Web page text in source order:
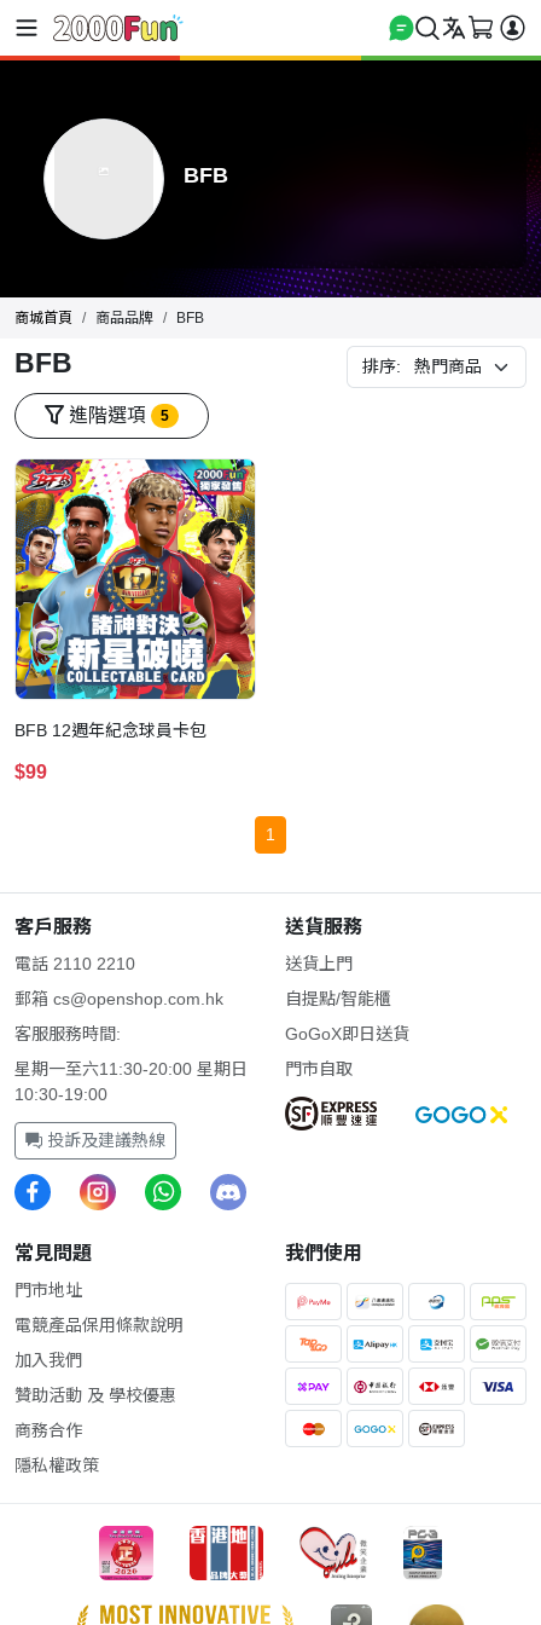
BFB
商城首頁 商品品牌 BFB
BFB 排序:
進階選項 5
BFB 12週年紀念球員卡包
$99
1
客戶服務
電話 2110 2210
郵箱 cs@openshop.com.hk
客服服務時間:
星期一至六11:30-20:00 星期日
10:30-19:00
投訴及建議熱線
送貨服務
送貨上門
自提點/智能櫃
GoGoX即日送貨
門市自取
常見問題
門市地址
電競產品保用條款說明
加入我們
贊助活動 及 學校優惠
商務合作
隱私權政策
我們使用